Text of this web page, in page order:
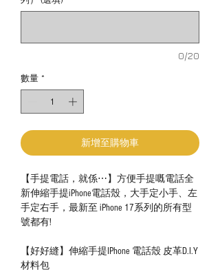
0/20
數量 *
新增至購物車
【手提電話，就係⋯】方便手提嘅電話全
新伸縮手提iPhone電話殼，大手定小手、左
手定右手，最新至 iPhone 17系列的所有型
號都有!
【好好縫】伸縮手提IPhone 電話殼 皮革D.I.Y
材料包